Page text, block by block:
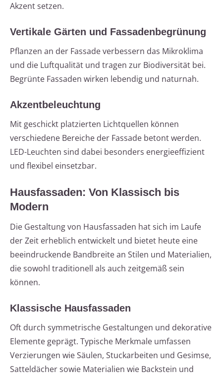
Akzent setzen.
Vertikale Gärten und Fassadenbegrünung
Pflanzen an der Fassade verbessern das Mikroklima
und die Luftqualität und tragen zur Biodiversität bei.
Begrünte Fassaden wirken lebendig und naturnah.
Akzentbeleuchtung
Mit geschickt platzierten Lichtquellen können
verschiedene Bereiche der Fassade betont werden.
LED-Leuchten sind dabei besonders energieeffizient
und flexibel einsetzbar.
Hausfassaden: Von Klassisch bis
Modern
Die Gestaltung von Hausfassaden hat sich im Laufe
der Zeit erheblich entwickelt und bietet heute eine
beeindruckende Bandbreite an Stilen und Materialien,
die sowohl traditionell als auch zeitgemäß sein
können.
Klassische Hausfassaden
Oft durch symmetrische Gestaltungen und dekorative
Elemente geprägt. Typische Merkmale umfassen
Verzierungen wie Säulen, Stuckarbeiten und Gesimse,
Satteldächer sowie Materialien wie Backstein und